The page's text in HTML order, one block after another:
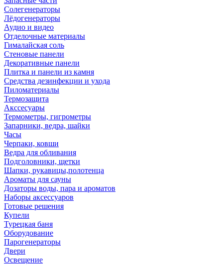
Солегенераторы
Лёдогенераторы
Аудио и видео
Отделочные материалы
Гималайская соль
Стеновые панели
Декоративные панели
Плитка и панели из камня
Средства дезинфекции и ухода
Пиломатериалы
Термозащита
Аксcесуары
Термометры, гигрометры
Запарники, ведра, шайки
Часы
Черпаки, ковши
Ведра для обливания
Подголовники, щетки
Шапки, рукавицы,полотенца
Ароматы для сауны
Дозаторы воды, пара и ароматов
Наборы аксессуаров
Готовые решения
Купели
Турецкая баня
Оборудование
Парогенераторы
Двери
Освещение